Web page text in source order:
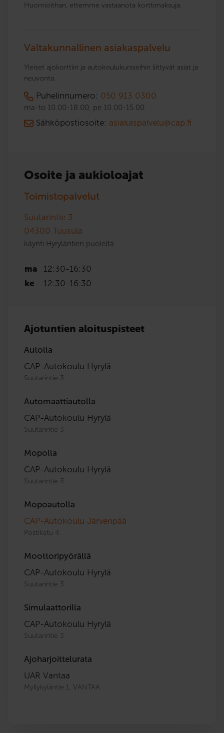
Huomioithan, ettemme vastaanota korttimaksuja.
Valtakunnallinen asiakaspalvelu
Yleiset ajokorttiin ja autokoulukursseihin liittyvät asiat ja
neuvonta.
Puhelinnumero: 050 913 0300
ma-to 10.00-18.00, pe 10.00-15.00
Sähköpostiosoite: asiakaspalvelu@cap.fi
Osoite ja aukioloajat
Toimistopalvelut
Suutarintie 3
04300 Tuusula
käynti Hyryläntien puolelta
ma 12:30 -16:30
ke
12:30 -16:30
Ajotuntien aloituspisteet
Autolla
CAP-Autokoulu Hyrylä
Suutarintie 3
Automaattiautolla
CAP-Autokoulu Hyrylä
Suutarintie 3
Mopolla
CAP-Autokoulu Hyrylä
Suutarintie 3
Mopoautolla
CAP-Autokoulu Järvenpää
Postikatu 4
Moottoripyörällä
CAP-Autokoulu Hyrylä
Suutarintie 3
Simulaattorilla
CAP-Autokoulu Hyrylä
Suutarintie 3
Ajoharjoittelurata
UAR Vantaa
Myllykyläntie 1, VANTAA